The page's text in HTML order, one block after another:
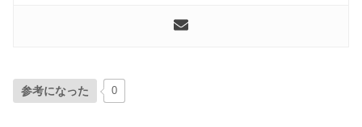
参考になった 0